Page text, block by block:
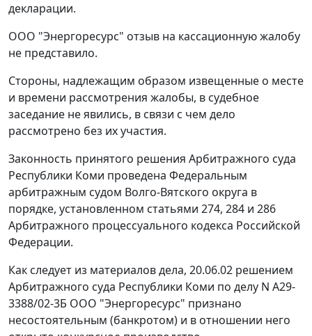
декларации.
ООО "Энергоресурс" отзыв на кассационную жалобу
не представило.
Стороны, надлежащим образом извещенные о месте
и времени рассмотрения жалобы, в судебное
заседание не явились, в связи с чем дело
рассмотрено без их участия.
Законность принятого решения Арбитражного суда
Республики Коми проведена Федеральным
арбитражным судом Волго-Вятского округа в
порядке, установленном статьями 274, 284 и 286
Арбитражного процессуального кодекса Российской
Федерации.
Как следует из материалов дела, 20.06.02 решением
Арбитражного суда Республики Коми по делу N А29-
3388/02-3Б ООО "Энергоресурс" признано
несостоятельным (банкротом) и в отношении него